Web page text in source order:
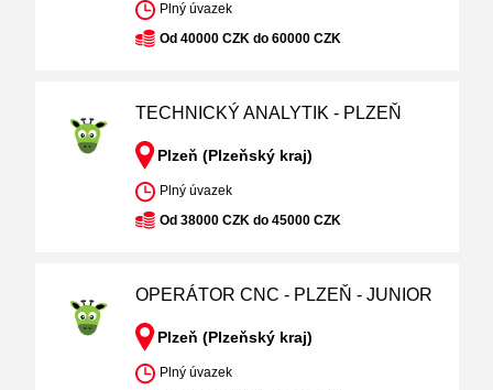
Plný úvazek
Od 40000 CZK do 60000 CZK
TECHNICKÝ ANALYTIK - PLZEŇ
Plzeň (Plzeňský kraj)
Plný úvazek
Od 38000 CZK do 45000 CZK
OPERÁTOR CNC - PLZEŇ - JUNIOR
Plzeň (Plzeňský kraj)
Plný úvazek